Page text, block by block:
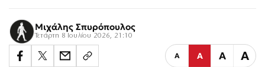
Μιχάλης Σπυρόπουλος
Τετάρτη 8 Ιουλίου 2026, 21:10
Α Α Α Α